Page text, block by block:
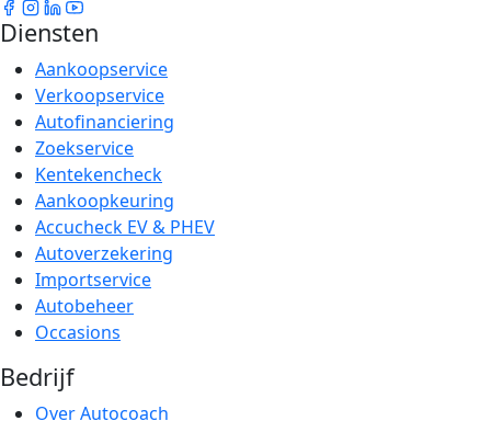
Diensten
Aankoopservice
Verkoopservice
Autofinanciering
Zoekservice
Kentekencheck
Aankoopkeuring
Accucheck EV & PHEV
Autoverzekering
Importservice
Autobeheer
Occasions
Bedrijf
Over Autocoach